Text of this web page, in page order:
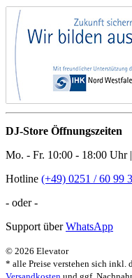
DJ-Store Öffnungszeiten
Mo. - Fr. 10:00 - 18:00 Uhr
Hotline (+49) 0251 / 60 99
- oder -
Support überWhatsApp
© 2026 Elevator
* alle Preise verstehen sich inkl.